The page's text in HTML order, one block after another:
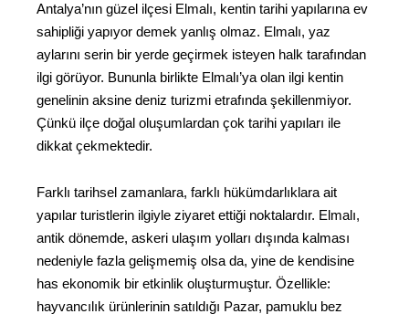
Antalya’nın güzel ilçesi Elmalı, kentin tarihi yapılarına ev
sahipliği yapıyor demek yanlış olmaz. Elmalı, yaz
aylarını serin bir yerde geçirmek isteyen halk tarafından
ilgi görüyor. Bununla birlikte Elmalı’ya olan ilgi kentin
genelinin aksine deniz turizmi etrafında şekillenmiyor.
Çünkü ilçe doğal oluşumlardan çok tarihi yapıları ile
dikkat çekmektedir.
Farklı tarihsel zamanlara, farklı hükümdarlıklara ait
yapılar turistlerin ilgiyle ziyaret ettiği noktalardır. Elmalı,
antik dönemde, askeri ulaşım yolları dışında kalması
nedeniyle fazla gelişmemiş olsa da, yine de kendisine
has ekonomik bir etkinlik oluşturmuştur. Özellikle:
hayvancılık ürünlerinin satıldığı Pazar, pamuklu bez